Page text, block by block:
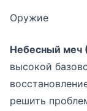
Оружие
Небесный
высокой
решить